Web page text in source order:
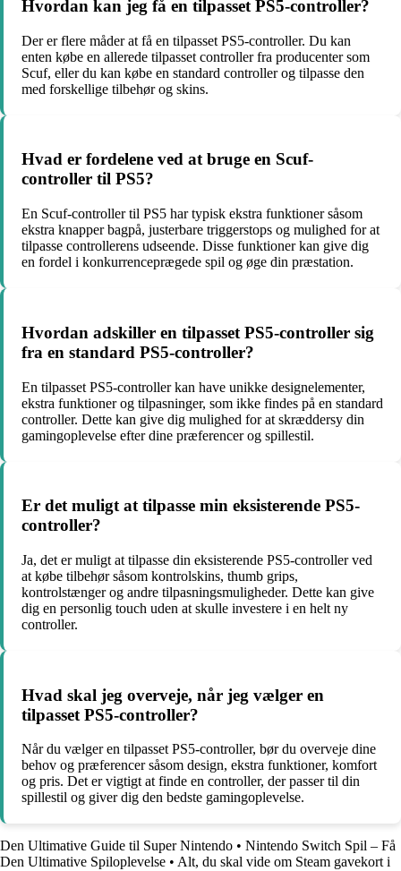
Hvordan kan jeg få en tilpasset PS5-controller?
Der er flere måder at få en tilpasset PS5-controller. Du kan
enten købe en allerede tilpasset controller fra producenter som
Scuf, eller du kan købe en standard controller og tilpasse den
med forskellige tilbehør og skins.
Hvad er fordelene ved at bruge en Scuf-
controller til PS5?
En Scuf-controller til PS5 har typisk ekstra funktioner såsom
ekstra knapper bagpå, justerbare triggerstops og mulighed for at
tilpasse controllerens udseende. Disse funktioner kan give dig
en fordel i konkurrenceprægede spil og øge din præstation.
Hvordan adskiller en tilpasset PS5-controller sig
fra en standard PS5-controller?
En tilpasset PS5-controller kan have unikke designelementer,
ekstra funktioner og tilpasninger, som ikke findes på en standard
controller. Dette kan give dig mulighed for at skræddersy din
gamingoplevelse efter dine præferencer og spillestil.
Er det muligt at tilpasse min eksisterende PS5-
controller?
Ja, det er muligt at tilpasse din eksisterende PS5-controller ved
at købe tilbehør såsom kontrolskins, thumb grips,
kontrolstænger og andre tilpasningsmuligheder. Dette kan give
dig en personlig touch uden at skulle investere i en helt ny
controller.
Hvad skal jeg overveje, når jeg vælger en
tilpasset PS5-controller?
Når du vælger en tilpasset PS5-controller, bør du overveje dine
behov og præferencer såsom design, ekstra funktioner, komfort
og pris. Det er vigtigt at finde en controller, der passer til din
spillestil og giver dig den bedste gamingoplevelse.
Den Ultimative Guide til Super Nintendo • Nintendo Switch Spil – Få
Den Ultimative Spiloplevelse • Alt, du skal vide om Steam gavekort i